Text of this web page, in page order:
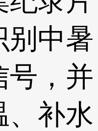
别中暑
号，并
、补水